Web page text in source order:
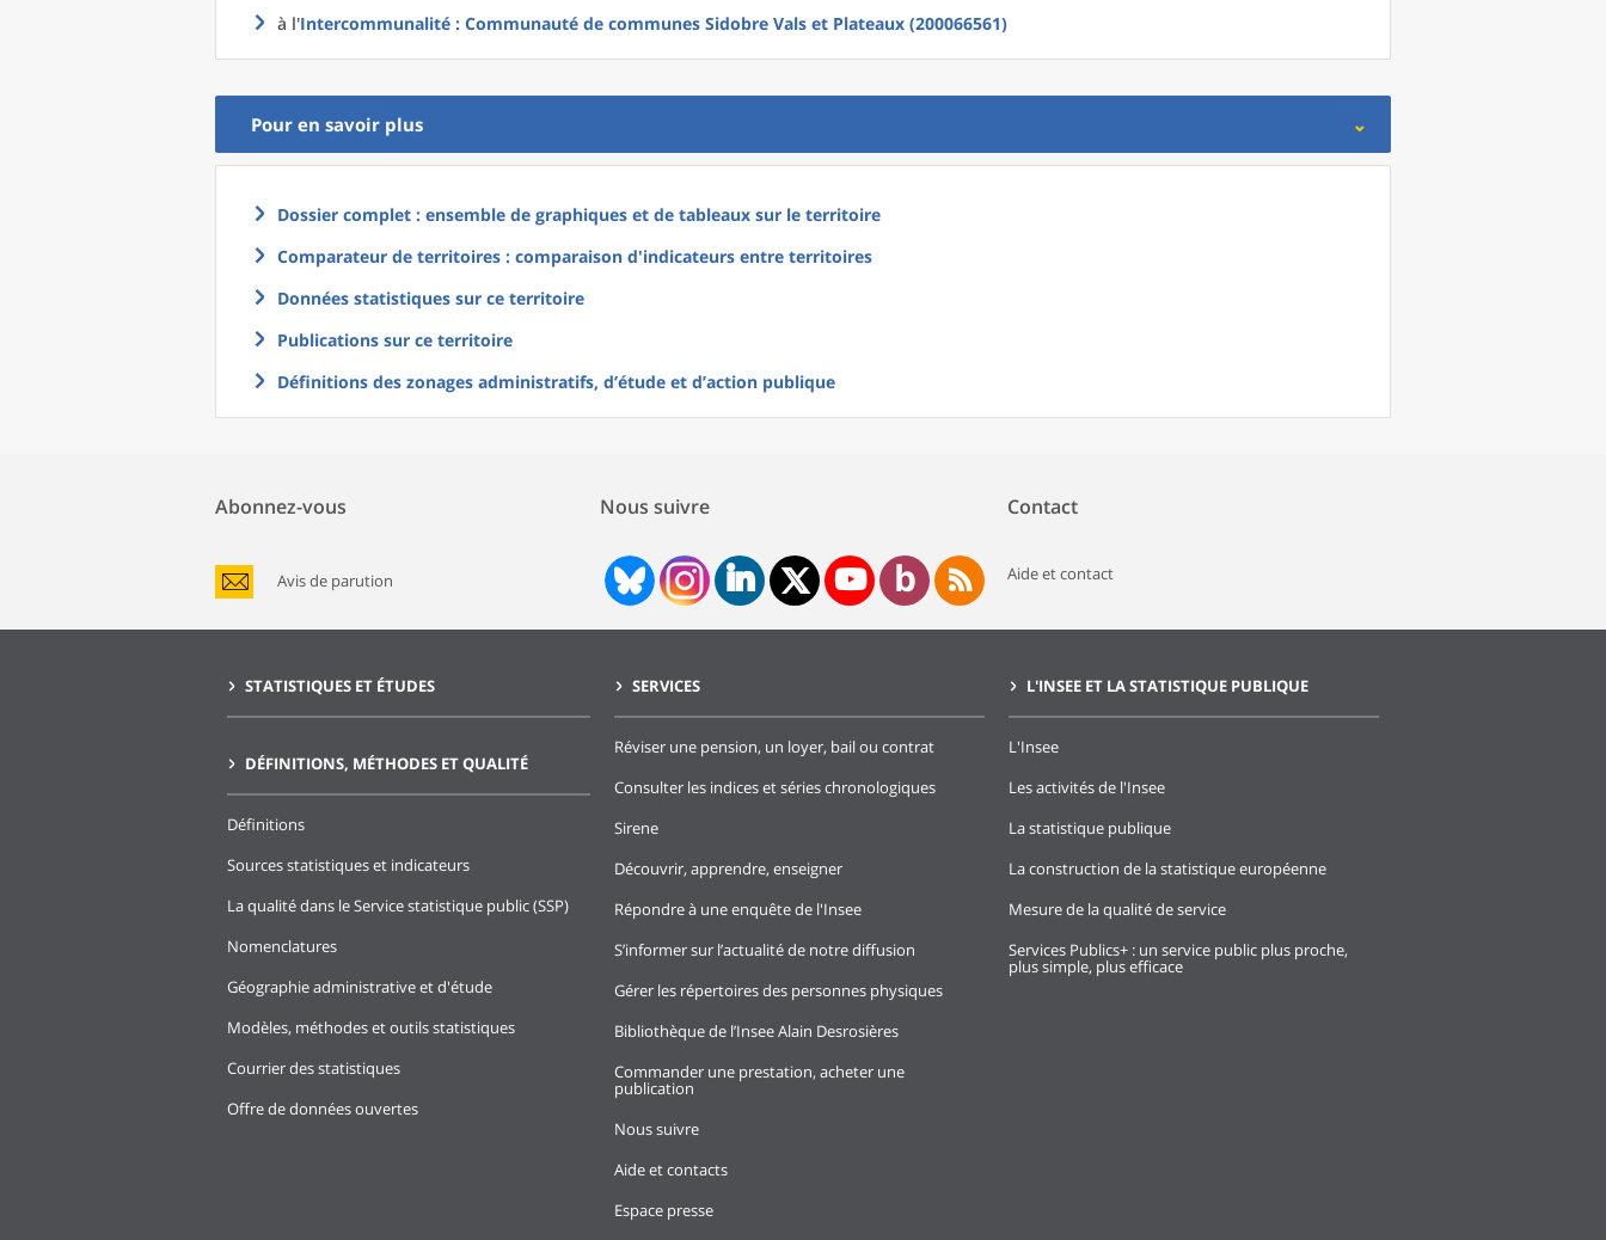
à l'Intercommunalité : Communauté de communes Sidobre Vals et Plateaux (200066561)
Pour en savoir plus
Dossier complet : ensemble de graphiques et de tableaux sur le territoire
Comparateur de territoires : comparaison d'indicateurs entre territoires
Données statistiques sur ce territoire
Publications sur ce territoire
Définitions des zonages administratifs, d’étude et d’action publique
Abonnez-vous
Avis de parution
Nous suivre Contact
Aide et contact
STATISTIQUES ET ÉTUDES
DÉFINITIONS, MÉTHODES ET QUALITÉ
Définitions
Sources statistiques et indicateurs
La qualité dans le Service statistique public (SSP)
Nomenclatures
Géographie administrative et d'étude
Modèles, méthodes et outils statistiques
Courrier des statistiques
Offre de données ouvertes
SERVICES
Réviser une pension, un loyer, bail ou contrat
Consulter les indices et séries chronologiques
Sirene
Découvrir, apprendre, enseigner
Répondre à une enquête de l'Insee
S’informer sur l’actualité de notre diffusion
Gérer les répertoires des personnes physiques
Bibliothèque de l’Insee Alain Desrosières
Commander une prestation, acheter une
publication
Nous suivre
Aide et contacts
Espace presse
L'INSEE ET LA STATISTIQUE PUBLIQUE
L'Insee
Les activités de l'Insee
La statistique publique
La construction de la statistique européenne
Mesure de la qualité de service
Services Publics+ : un service public plus proche,
plus simple, plus efficace